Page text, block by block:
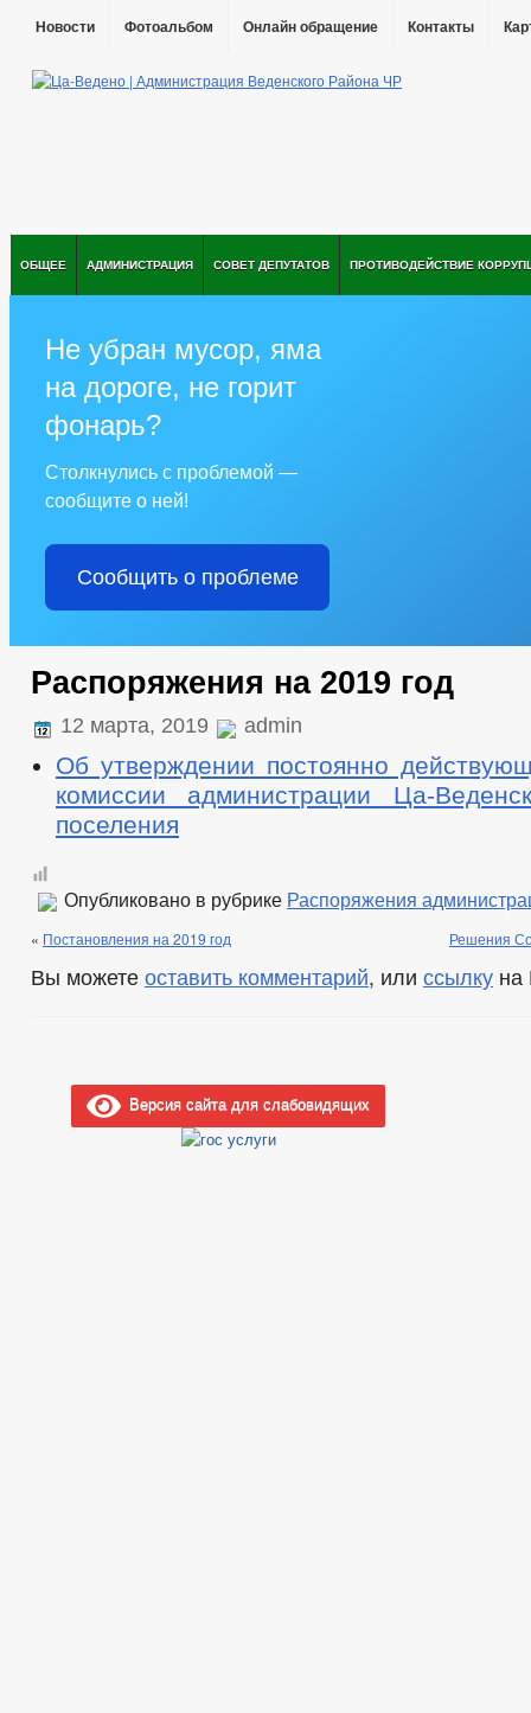
Новости Фотоальбом Онлайн обращение Контакты
ОБЩЕЕ АДМИНИСТРАЦИЯ СОВЕТ ДЕПУТАТОВ ПРОТИВОДЕЙСТВИЕ
Не убран мусор, яма
на дороге, не горит
фонарь?
Столкнулись с проблемой —
сообщите о ней!
Сообщить о проблеме
Распоряжения на 2019 год
12 марта, 2019 admin
Об утверждении постоянно
комиссии администрации Ца-
поселения
Опубликовано в рубрике Распоряжения
« Постановления на 2019 год Решения
Вы можете оставить комментарий, или ссылку на
Версия сайта для слабовидящих